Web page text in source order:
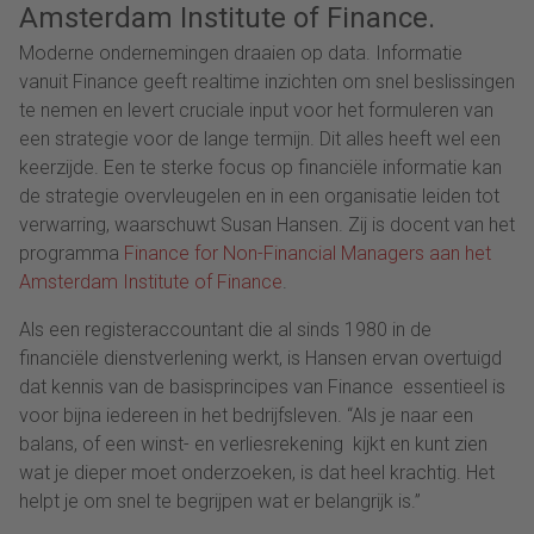
Amsterdam Institute of Finance.
Moderne ondernemingen draaien op data. Informatie
vanuit Finance geeft realtime inzichten om snel beslissingen
te nemen en levert cruciale input voor het formuleren van
een strategie voor de lange termijn. Dit alles heeft wel een
keerzijde. Een te sterke focus op financiële informatie kan
de strategie overvleugelen en in een organisatie leiden tot
verwarring, waarschuwt Susan Hansen. Zij is docent van het
programma Finance for Non-Financial Managers aan het
Amsterdam Institute of Finance.
Als een registeraccountant die al sinds 1980 in de
financiële dienstverlening werkt, is Hansen ervan overtuigd
dat kennis van de basisprincipes van Finance essentieel is
voor bijna iedereen in het bedrijfsleven. “Als je naar een
balans, of een winst- en verliesrekening kijkt en kunt zien
wat je dieper moet onderzoeken, is dat heel krachtig. Het
helpt je om snel te begrijpen wat er belangrijk is.”